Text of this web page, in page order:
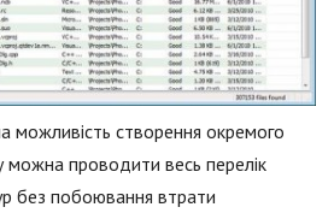
можливість створення окремого
можна проводити весь перелік
без побоювання втрати